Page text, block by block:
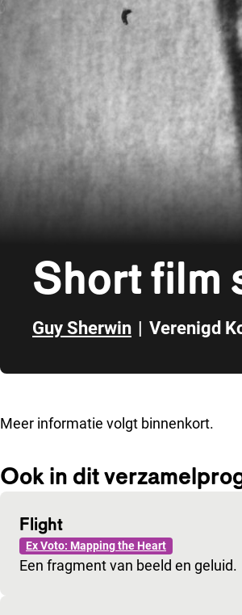
Short film
Guy Sherwin | Verenigd
Meer informatie volgt binnenkort.
Ook in dit
Flight
Ex Voto: Mapping the Heart
Een fragment van beeld en geluid.